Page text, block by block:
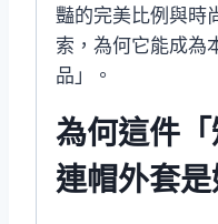
豔的完美比例與時
索，為何它能成為
品」。
為何這件「
連帽外套